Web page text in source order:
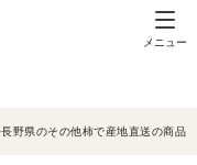
メニュー
長野県のその他柿で産地直送の商品